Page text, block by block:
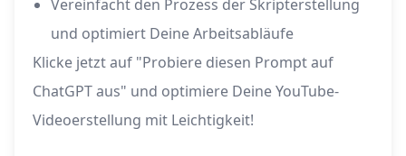
Vereinfacht den Prozess der Skripterstellung
und optimiert Deine Arbeitsabläufe
Klicke jetzt auf "Probiere diesen Prompt auf
ChatGPT aus" und optimiere Deine YouTube-
Videoerstellung mit Leichtigkeit!